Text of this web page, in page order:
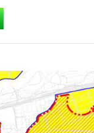
공유
으로 공유